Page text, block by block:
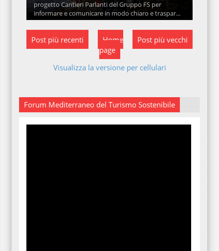
progetto Cantieri Parlanti del Gruppo FS per
informare e comunicare in modo chiaro e traspar...
Post più recenti Post più vecchi
Home
page
Visualizza la versione per cellulari
Forum Mediterraneo del Turismo Sostenibile